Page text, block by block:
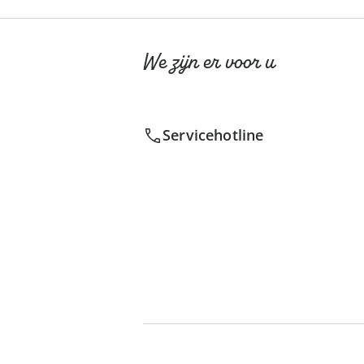
We zijn er voor u
Servicehotline